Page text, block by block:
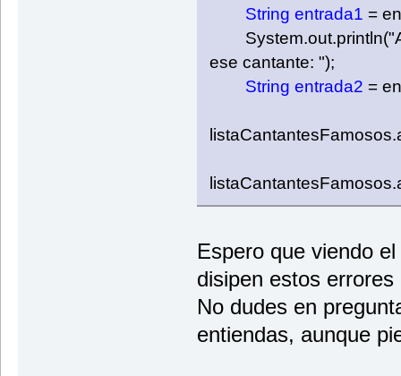
String entrada1 =
ese cantante: ");
String entrada2 =
Espero que viendo
disipen estos
No dudes en
entiendas, aunque